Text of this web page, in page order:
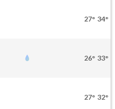
27° 34°
26° 33°
27° 32°